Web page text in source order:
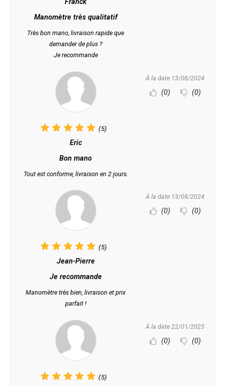
Franck
Manomètre très qualitatif
Très bon mano, livraison rapide que
demander de plus ?
Je recommande
(5)
Eric
Bon mano
Tout est conforme, livraison en 2 jours.
À la date 13/08/2024
(0) (0)
(5)
Jean-Pierre
Je recommande
Manomètre très bien, livraison et prix
parfait !
À la date 13/08/2024
(0) (0)
(5)
À la date 22/01/2025
(0) (0)